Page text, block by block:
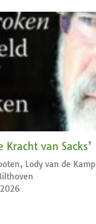
Kracht van Sacks’
Lody van de